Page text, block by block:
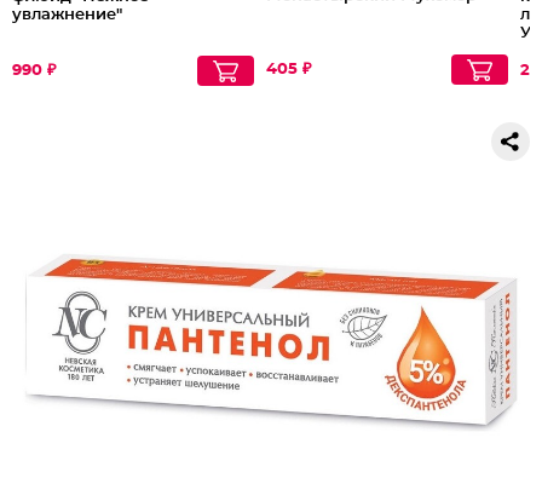
увлажнение"
990 ₽ 405 ₽